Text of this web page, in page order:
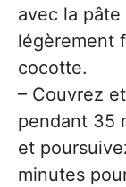
avec la
légèrement
cocotte.
– Couvrez
pendant 35
et
minutes